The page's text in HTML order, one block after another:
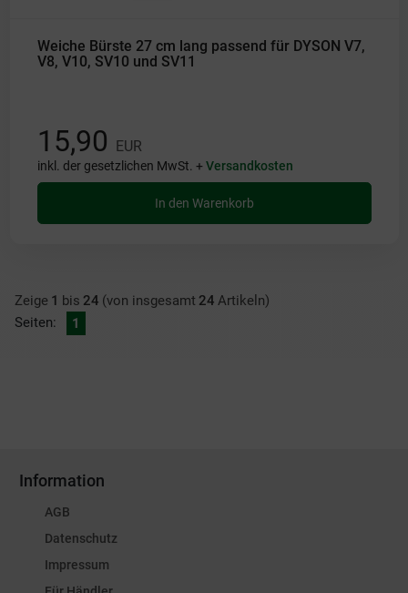
Weiche Bürste 27 cm lang passend für DYSON V7,
V8, V10, SV10 und SV11
15,90 EUR
inkl. der gesetzlichen MwSt. +Versandkosten
In den Warenkorb
Zeige 1 bis 24 (von insgesamt 24 Artikeln)
Seiten:
1
Information
AGB
Datenschutz
Impressum